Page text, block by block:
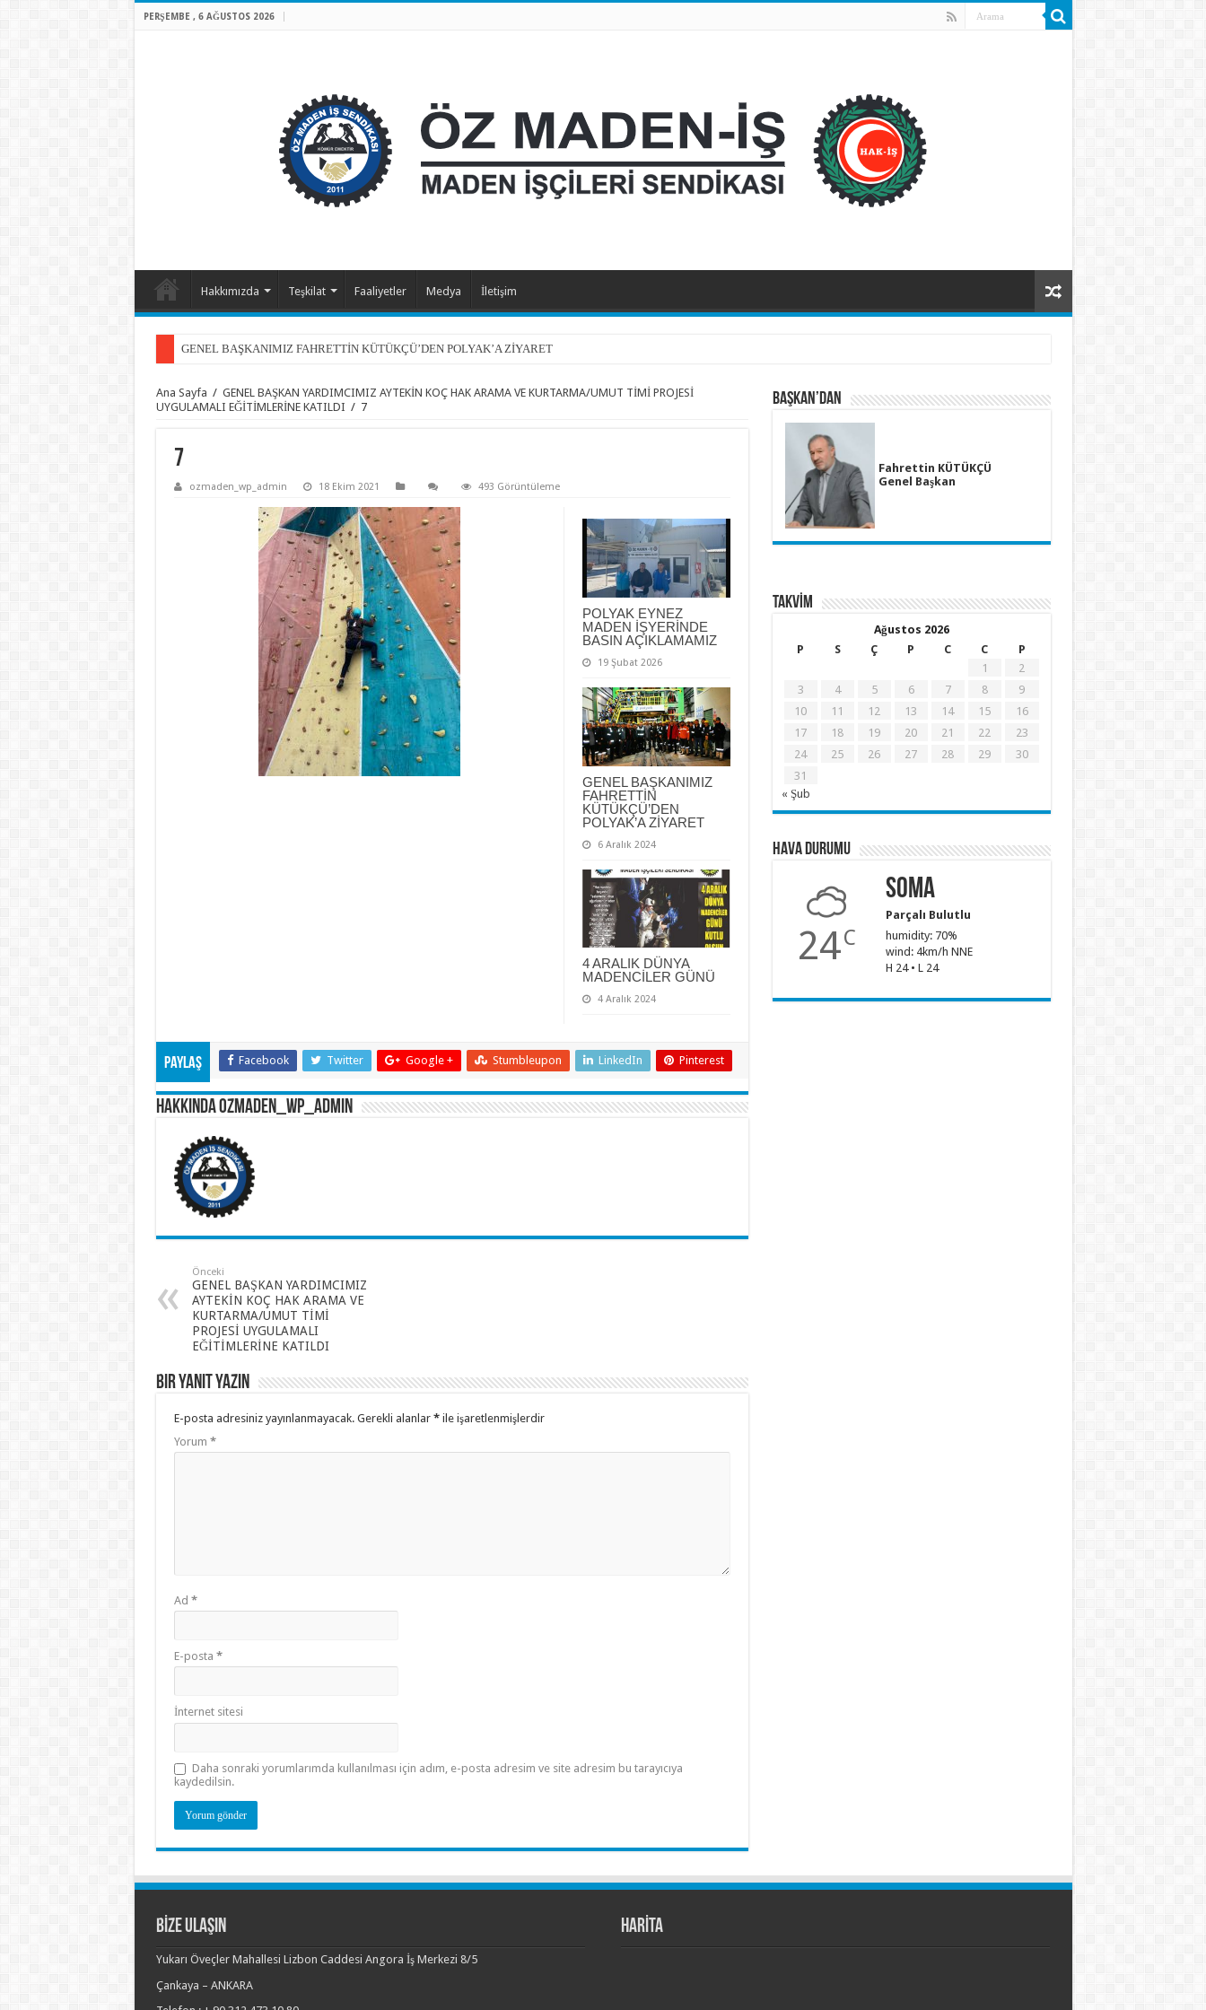
PERŞEMBE , 6 AĞUSTOS 2026
Hakkımızda Teşkilat Faaliyetler Medya İletişim
GENEL BAŞKANIMIZ FAHRETTİN KÜTÜKÇÜ’DEN POLYAK’A ZİYARET
4 ARALIK DÜNYA MADENCİLER GÜNÜ
Ana Sayfa / GENEL BAŞKAN YARDIMCIMIZ AYTEKİN KOÇ HAK ARAMA VE KURTARMA/UMUT TİMİ PROJESİ
UYGULAMALI EĞİTİMLERİNE KATILDI / 7
7
ozmaden_wp_admin 18 Ekim 2021 493 Görüntüleme
POLYAK EYNEZ
MADEN İŞYERİNDE
BASIN AÇIKLAMAMIZ
19 Şubat 2026
GENEL BAŞKANIMIZ
FAHRETTİN
KÜTÜKÇÜ’DEN
POLYAK’A ZİYARET
6 Aralık 2024
4 ARALIK DÜNYA
MADENCİLER GÜNÜ
4 Aralık 2024
Paylaş Facebook Twitter Google + Stumbleupon LinkedIn Pinterest
Hakkında ozmaden_wp_admin
Önceki
GENEL BAŞKAN YARDIMCIMIZ
AYTEKİN KOÇ HAK ARAMA VE
KURTARMA/UMUT TİMİ
PROJESİ UYGULAMALI
EĞİTİMLERİNE KATILDI
Bir yanıt yazın
E-posta adresiniz yayınlanmayacak. Gerekli alanlar *ile işaretlenmişlerdir
Yorum *
Ad *
E-posta *
İnternet sitesi
Daha sonraki yorumlarımda kullanılması için adım, e-posta adresim ve site adresim bu tarayıcıya
kaydedilsin.
BAŞKAN’DAN
Fahrettin KÜTÜKÇÜ
Genel Başkan
TAKVİM
Ağustos 2026
P
S Ç P C C
P
1
2
3
4 5 6 7 8
9
10
11 12 13 14 15
16
17
18 19 20 21 22
23
24
25 26 27 28 29
30
31
« Şub
Hava Durumu
24C
Soma
Parçalı Bulutlu
humidity: 70%
wind: 4km/h NNE
H 24 • L 24
BİZE ULAŞIN
Yukarı Öveçler Mahallesi Lizbon Caddesi Angora İş Merkezi 8/5
Çankaya – ANKARA
HARİTA